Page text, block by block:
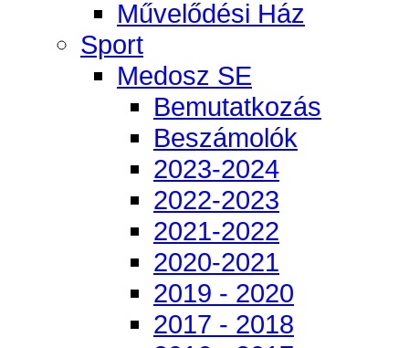
Művelődési Ház
Sport
Medosz SE
Bemutatkozás
Beszámolók
2023-2024
2022-2023
2021-2022
2020-2021
2019 - 2020
2017 - 2018